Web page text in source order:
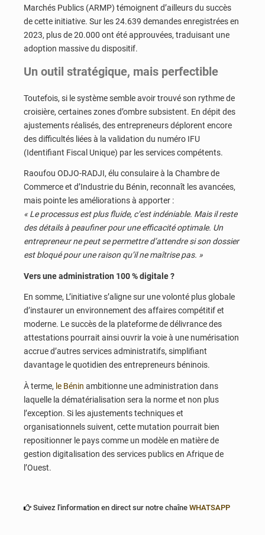
Marchés Publics (ARMP) témoignent d’ailleurs du succès
de cette initiative. Sur les 24.639 demandes enregistrées en
2023, plus de 20.000 ont été approuvées, traduisant une
adoption massive du dispositif.
Un outil stratégique, mais perfectible
Toutefois, si le système semble avoir trouvé son rythme de
croisière, certaines zones d’ombre subsistent. En dépit des
ajustements réalisés, des entrepreneurs déplorent encore
des difficultés liées à la validation du numéro IFU
(Identifiant Fiscal Unique) par les services compétents.
Raoufou ODJO-RADJI, élu consulaire à la Chambre de
Commerce et d’Industrie du Bénin, reconnaît les avancées,
mais pointe les améliorations à apporter :
« Le processus est plus fluide, c’est indéniable. Mais il reste
des détails à peaufiner pour une efficacité optimale. Un
entrepreneur ne peut se permettre d’attendre si son dossier
est bloqué pour une raison qu’il ne maîtrise pas. »
Vers une administration 100 % digitale ?
En somme, L’initiative s’aligne sur une volonté plus globale
d’instaurer un environnement des affaires compétitif et
moderne. Le succès de la plateforme de délivrance des
attestations pourrait ainsi ouvrir la voie à une numérisation
accrue d’autres services administratifs, simplifiant
davantage le quotidien des entrepreneurs béninois.
À terme, le Bénin ambitionne une administration dans
laquelle la dématérialisation sera la norme et non plus
l’exception. Si les ajustements techniques et
organisationnels suivent, cette mutation pourrait bien
repositionner le pays comme un modèle en matière de
gestion digitalisation des services publics en Afrique de
l’Ouest.
Suivez l'information en direct sur notre chaîne WHATSAPP